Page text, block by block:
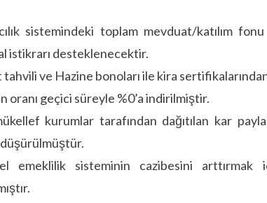
sistemindeki toplam mevduat/katılım
istikrarı desteklenecektir.
ve Hazine bonoları ile kira
oranı geçici süreyle %0’a indirilmiştir.
kurumlar tarafından dağıtılan kar
düşürülmüştür.
emeklilik sisteminin cazibesini arttırmak